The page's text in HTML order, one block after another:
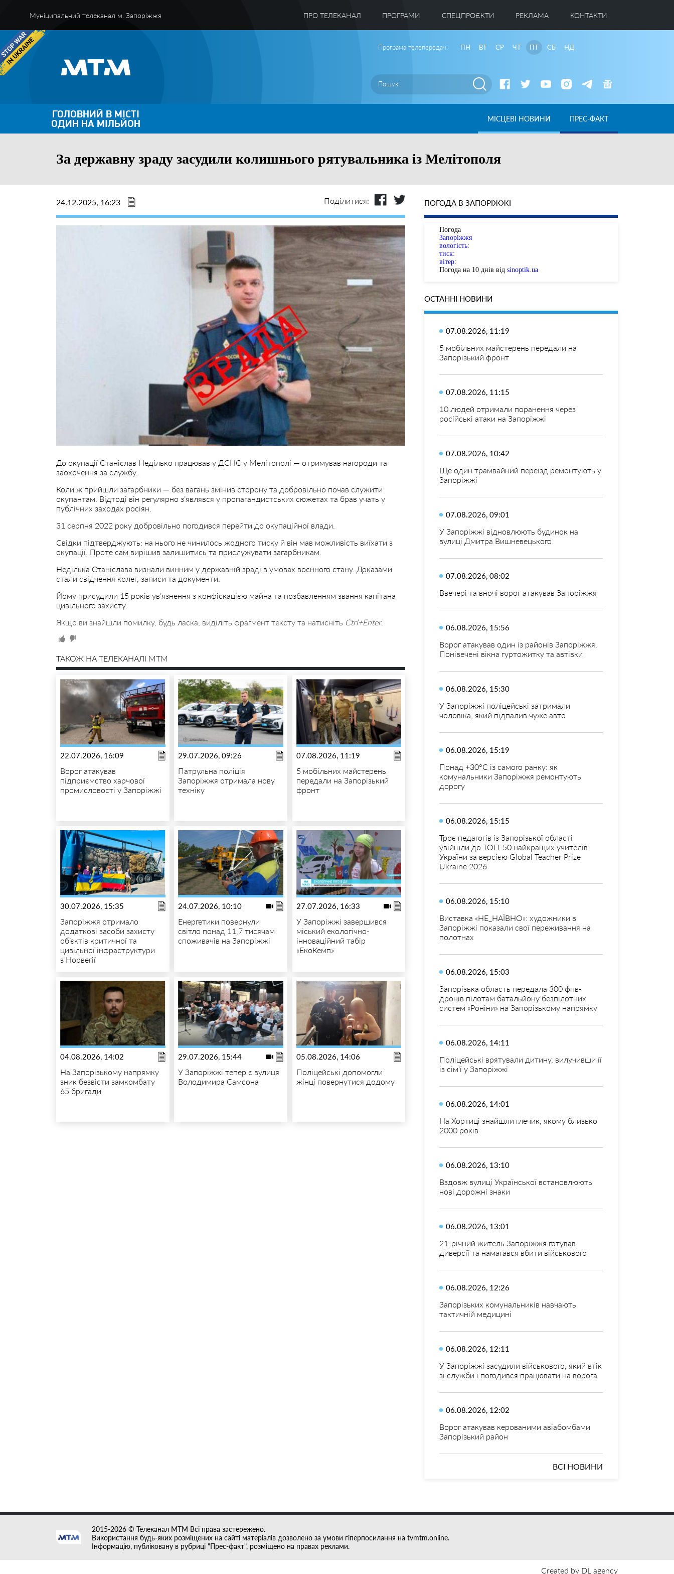
Муніципальний телеканал м. Запоріжжя ПРО ТЕЛЕКАНАЛ ПРОГРАМИ CПЕЦПРОЄКТИ РЕКЛАМА КОНТАКТИ
Програма телепередач: ПН ВТ СР ЧТ ПТ СБ НД
ГОЛОВНИЙ В МІСТІ
ОДИН НА МІЛЬЙОН МІСЦЕВІ НОВИНИ ПРЕС-ФАКТ
За державну зраду засудили колишнього рятувальника із Мелітополя
24.12.2025, 16:23 Поділитися:
До окупації Станіслав Неділько працював у ДСНС у Мелітополі — отримував нагороди та
заохочення за службу.
Коли ж прийшли загарбники — без вагань змінив сторону та добровільно почав служити
окупантам. Відтоді він регулярно з’являвся у пропагандистських сюжетах та брав учать у
публічних заходах росіян.
31 серпня 2022 року добровільно погодився перейти до окупаційної влади.
Свідки підтверджують: на нього не чинилось жодного тиску й він мав можливість виїхати з
окупації. Проте сам вирішив залишитись та прислужувати загарбникам.
Неділька Станіслава визнали винним у державній зраді в умовах воєнного стану. Доказами
стали свідчення колег, записи та документи.
Йому присудили 15 років ув’язнення з конфіскацією майна та позбавленням звання капітана
цивільного захисту.
Якщо ви знайшли помилку, будь ласка, виділіть фрагмент тексту та натисніть Ctrl+Enter.
ТАКОЖ НА ТЕЛЕКАНАЛІ MTM
22.07.2026, 16:09
Ворог атакував
підприємство харчової
промисловості у Запоріжжі
29.07.2026, 09:26
Патрульна поліція
Запоріжжя отримала нову
техніку
07.08.2026, 11:19
5 мобільних майстерень
передали на Запорізький
фронт
30.07.2026, 15:35
Запоріжжя отримало
додаткові засоби захисту
об’єктів критичної та
цивільної інфраструктури
з Норвегії
24.07.2026, 10:10
Енергетики повернули
світло понад 11,7 тисячам
споживачів на Запоріжжі
27.07.2026, 16:33
У Запоріжжі завершився
міський екологічно-
інноваційний табір
«ЕкоКемп»
04.08.2026, 14:02
На Запорізькому напрямку
зник безвісти замкомбату
65 бригади
29.07.2026, 15:44
У Запоріжжі тепер є вулиця
Володимира Самсона
05.08.2026, 14:06
Поліцейські допомогли
жінці повернутися додому
ПОГОДА В ЗАПОРІЖЖІ
Погода
Запоріжжя
вологість:
тиск:
вітер:
Погода на 10 днів від sinoptik.ua
ОСТАННІ НОВИНИ
07.08.2026, 11:19
5 мобільних майстерень передали на
Запорізький фронт
07.08.2026, 11:15
10 людей отримали поранення через
російські атаки на Запоріжжі
07.08.2026, 10:42
Ще один трамвайний переїзд ремонтують у
Запоріжжі
07.08.2026, 09:01
У Запоріжжі відновлюють будинок на
вулиці Дмитра Вишневецького
07.08.2026, 08:02
Ввечері та вночі ворог атакував Запоріжжя
06.08.2026, 15:56
Ворог атакував один із районів Запоріжжя.
Понівечені вікна гуртожитку та автівки
06.08.2026, 15:30
У Запоріжжі поліцейські затримали
чоловіка, який підпалив чуже авто
06.08.2026, 15:19
Понад +30°C із самого ранку: як
комунальники Запоріжжя ремонтують
дорогу
06.08.2026, 15:15
Троє педагогів із Запорізької області
увійшли до ТОП-50 найкращих учителів
України за версією Global Teacher Prize
Ukraine 2026
06.08.2026, 15:10
Виставка «НЕ_НАЇВНО»: художники в
Запоріжжі показали свої переживання на
полотнах
06.08.2026, 15:03
Запорізька область передала 300 фпв-
дронів пілотам батальйону безпілотних
систем «Роніни» на Запорізькому напрямку
06.08.2026, 14:11
Поліцейські врятували дитину, вилучивши її
із сім’ї у Запоріжжі
06.08.2026, 14:01
На Хортиці знайшли глечик, якому близько
2000 років
06.08.2026, 13:10
Вздовж вулиці Української встановлюють
нові дорожні знаки
06.08.2026, 13:01
21-річний житель Запоріжжя готував
диверсії та намагався вбити військового
06.08.2026, 12:26
Запорізьких комунальників навчають
тактичній медицині
06.08.2026, 12:11
У Запоріжжі засудили військового, який втік
зі служби і погодився працювати на ворога
06.08.2026, 12:02
Ворог атакував керованими авіабомбами
Запорізький район
ВСІ НОВИНИ
2015-2026 © Телеканал MTM Всі права застережено.
Використання будь-яких розміщених на сайті матеріалів дозволено за умови гіперпосилання на tvmtm.online.
Інформацію, публіковану в рубриці "Прес-факт", розміщено на правах реклами.
Created by DL agency